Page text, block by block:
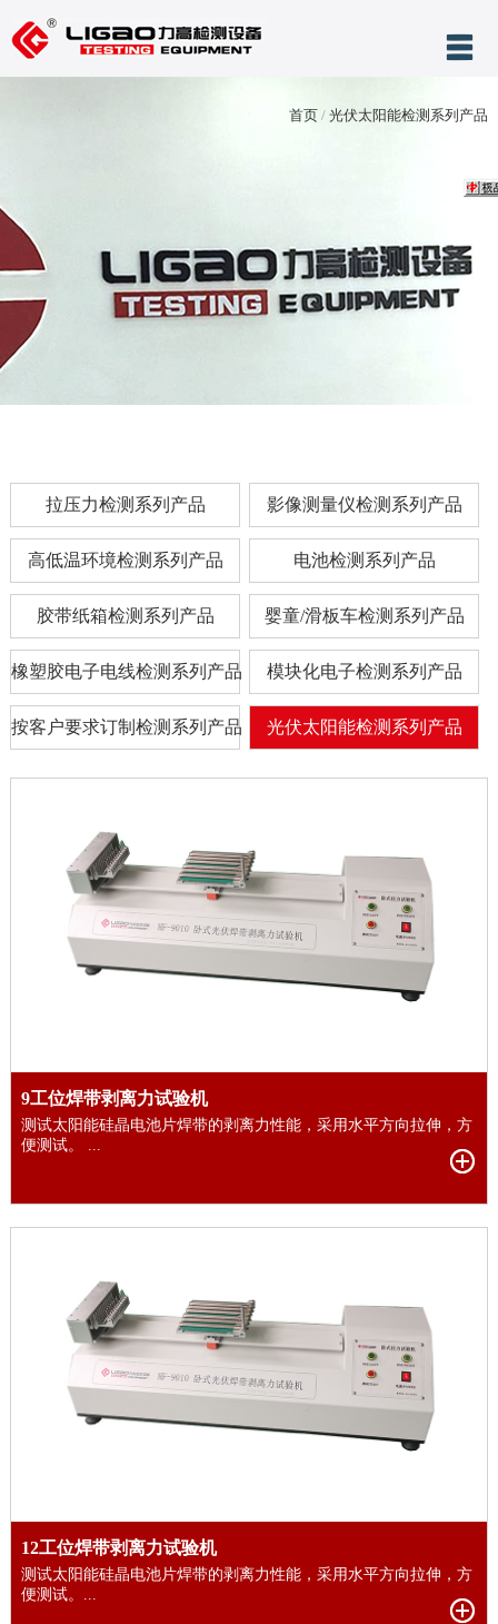
网站首页
新闻中心
案例展示
首页 / 光伏太阳能检测系列产品
拉压力检测系列产品 影像测量仪检测系列产品
高低温环境检测系列产品 电池检测系列产品
胶带纸箱检测系列产品 婴童/滑板车检测系列产品
橡塑胶电子电线检测系列产品 模块化电子检测系列产品
按客户要求订制检测系列产品 光伏太阳能检测系列产品
9工位焊带剥离力试验机
测试太阳能硅晶电池片焊带的剥离力性能，采用水平方向拉伸，方
便测试。 ...
12工位焊带剥离力试验机
测试太阳能硅晶电池片焊带的剥离力性能，采用水平方向拉伸，方
便测试。...